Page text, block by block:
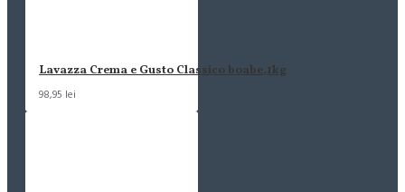
Lavazza Crema e Gusto Classico boabe,1kg
98,95 lei